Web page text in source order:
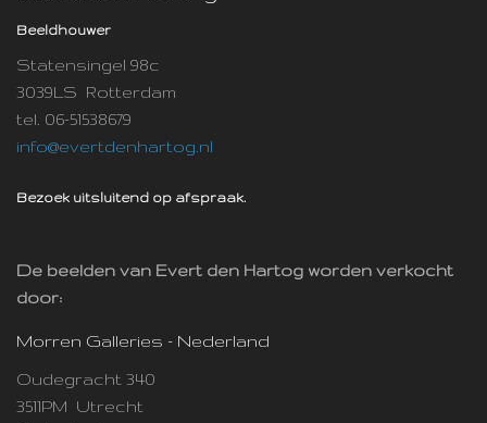
Beeldhouwer
Statensingel 98c
3039LS Rotterdam
tel. 06-51538679
info@evertdenhartog.nl
Bezoek uitsluitend op afspraak.
De beelden van Evert den Hartog worden verkocht
door:
Morren Galleries - Nederland
Oudegracht 340
3511PM Utrecht